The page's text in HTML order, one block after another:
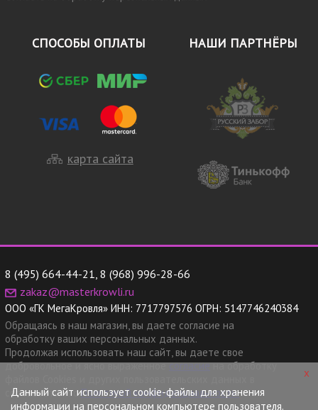
Данный сайт использует cookie-файлы для хранения
информации на персональном компьютере пользователя.
x
СПОСОБЫ ОПЛАТЫ
карта сайта
НАШИ ПАРТНЁРЫ
8 (495) 664-44-21 8 (968) 996-28-66
zakaz@masterkrowli.ru
ООО «ГК МегаКровля» ИНН: 7717797576 ОГРН: 5147746240384
Обращаясь в наш магазин, вы даете согласие на
обработку ваших персональных данных.
Продолжая использовать наш сайт, вы даете свое
добровольное и ясно выраженноесогласиена обработку
соответствии сПолитикой конфиденциальности.